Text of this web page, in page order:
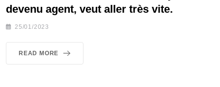
devenu agent, veut aller très vite.
25/01/2023
READ MORE